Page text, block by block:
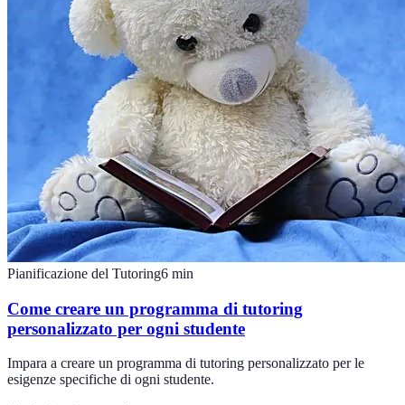
Pianificazione del Tutoring6 min
Come creare un programma di tutoring
personalizzato per ogni studente
Impara a creare un programma di tutoring personalizzato per le
esigenze specifiche di ogni studente.